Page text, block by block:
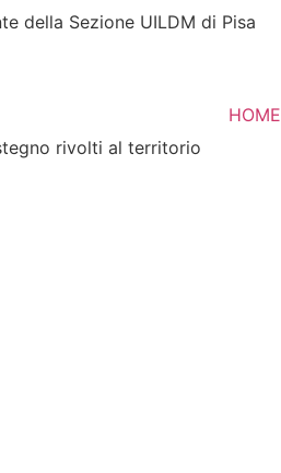
della Sezione UILDM di Pisa
rivolti al territorio
HOME